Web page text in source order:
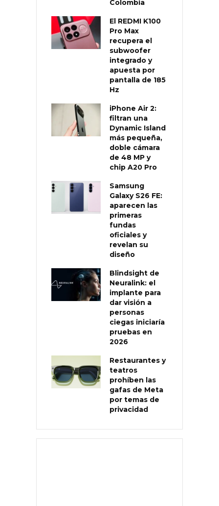
Colombia
El REDMI K100
Pro Max
recupera el
subwoofer
integrado y
apuesta por
pantalla de 185
Hz
iPhone Air 2:
filtran una
Dynamic Island
más pequeña,
doble cámara
de 48 MP y
chip A20 Pro
Samsung
Galaxy S26 FE:
aparecen las
primeras
fundas
oficiales y
revelan su
diseño
Blindsight de
Neuralink: el
implante para
dar visión a
personas
ciegas iniciaría
pruebas en
2026
Restaurantes y
teatros
prohíben las
gafas de Meta
por temas de
privacidad